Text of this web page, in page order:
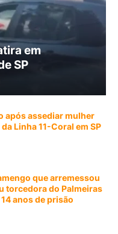
em
SP
após assediar mulher
Linha 11-Coral em SP
que arremessou
torcedora do Palmeiras
anos de prisão